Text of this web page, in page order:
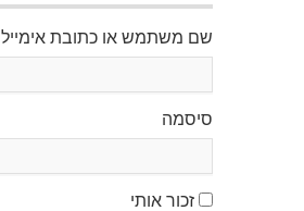
שם משתמש או כתובת אימייל
סיסמה
זכור אותי